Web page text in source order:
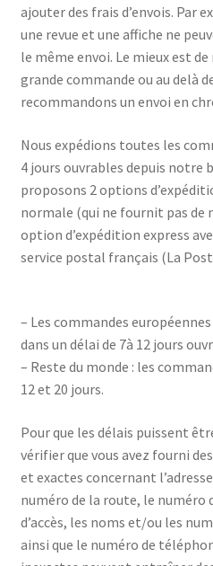
ajouter des frais d’envois. Par
une revue et une affiche ne
le même envoi. Le mieux est
grande commande ou au delà
recommandons un envoi en
Nous expédions toutes les
4 jours ouvrables depuis notre
proposons 2 options
normale (qui ne fournit pas de
option d’expédition express
service postal français (La
– Les commandes
dans un délai de 7à 12 jours
– Reste du monde : les
12 et 20 jours.
Pour que les délais puissent
vérifier que vous avez fourni
et exactes concernant
numéro de la route, le numéro
d’accès, les noms et/ou les
ainsi que le numéro de